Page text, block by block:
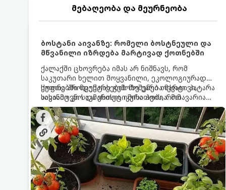
მებაღეობა და მეურნეობა
ბოსტანი აივანზე: რომელი ბოსტნეული და
მწვანილი იზრდება მარტივად ქოთნებში
ქალაქში ცხოვრება იმას არ ნიშნავს, რომ
საკუთარი ხელით მოყვანილი, ეკოლოგიურად
სუფთა პროდუქტის გემოზე უარი თქვათ. პატარა
აივანიც კი საკმარისია იმისათვის, რომ
მოიწყოთ მინი-ბოსტანი, საიდანაც
ყოველდღიურად ახალ, არომატულ მწვანილსა
და ბოსტნეულს მოკრეფთ.
ქოთნებში მცენარეების მოშენება მარტივი,
სასიამოვნო და ესთეტიკური ჰობია. მთავარია
იცოდეთ, რომელი კულტურები ეგუებიან
ქოთნის პირობებს ყველაზე კარგად და როგორ
მოუაროთ მათ სწორად.